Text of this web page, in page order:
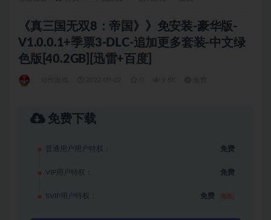
《真三国无双8：帝国》》免安装-豪华版-
V1.0.0.1+季票3-DLC-追加更多套装-中文绿
色版[40.2GB][迅雷+百度]
免费下载
普通用户用户特权： 免费
VIP用户特权： 免费
SVIP用户特权： 免费